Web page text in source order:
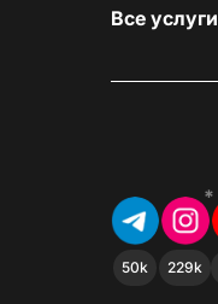
Все услуги
50k
*
229k